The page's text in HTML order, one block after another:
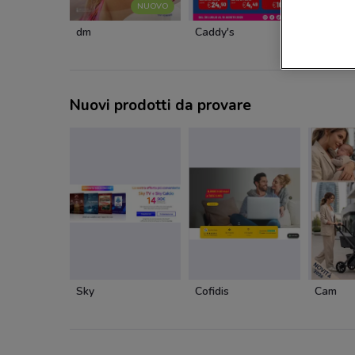
NUOVO
dm Caddy's
Nuovi prodotti da provare
Sky Cofidis Cam